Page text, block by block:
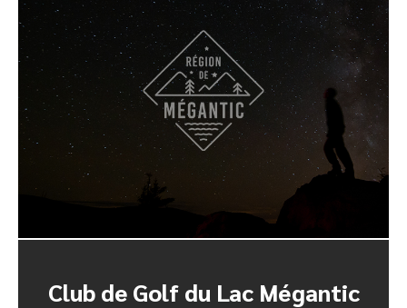
Club de Golf du Lac Mégantic